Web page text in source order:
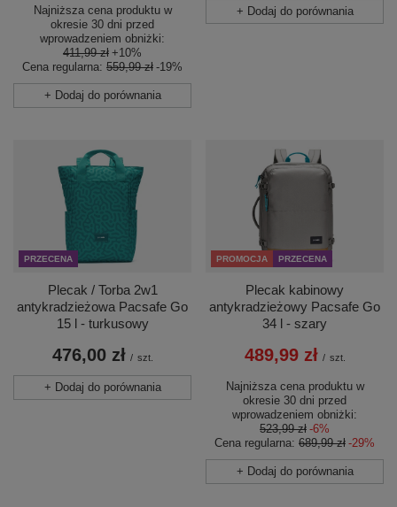
Najniższa cena produktu w
okresie 30 dni przed
wprowadzeniem obniżki:
411,99 zł +10%
Cena regularna: 559,99 zł -19%
+ Dodaj do porównania
+ Dodaj do porównania
PRZECENA
Plecak / Torba 2w1
antykradzieżowa Pacsafe Go
15 l - turkusowy
476,00 zł / szt.
+ Dodaj do porównania
PROMOCJA PRZECENA
Plecak kabinowy
antykradzieżowy Pacsafe Go
34 l - szary
489,99 zł / szt.
Najniższa cena produktu w
okresie 30 dni przed
wprowadzeniem obniżki:
523,99 zł -6%
Cena regularna: 689,99 zł -29%
+ Dodaj do porównania